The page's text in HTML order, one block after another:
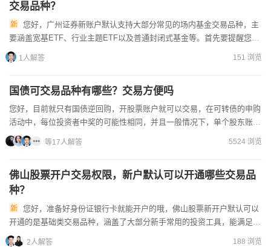
交易品种？
要涵盖宽基ETF、行业主题ETF以及普通封闭式基金等。首先要提醒您，
不同场内基金的风险等级和交易规则有差异，投资前务必了解清...
1人解答 151 浏览
国债可交易品种有哪些？交易方便吗
您好，目前就只有国债逆回购，开股票账户就可以交易，在可转债的申购
活动中，每位投资者中奖的可能性相同，并且一般情况下，单个股东账户
若提交了多次申购，仅初次申请会被接受。进行可转债到股票的...
等17人解答 5524 浏览
佛山股票开户交易权限，新户默认可以开通哪些交易品
种？
开通的是基础类交易品种，涵盖了大部分新手常用的投资工具，能满足初
期的理财需求。股票开户后想获得更多投资灵感？加我微信，分享市...
2人解答 188 浏览